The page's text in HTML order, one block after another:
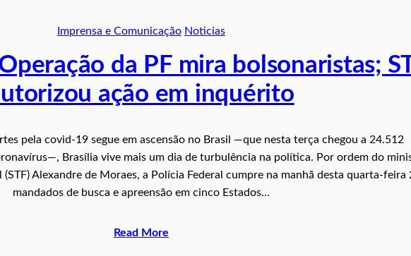
Imprensa e Comunicação Noticias
da PF mira bolsonaristas;
ação em inquérito
pela covid-19 segue em ascensão no Brasil ―que nesta terça chegou a 24.512
Brasília vive mais um dia de turbulência na política. Por ordem do
(STF) Alexandre de Moraes, a Polícia Federal cumpre na manhã desta quarta-feira
mandados de busca e apreensão em cinco Estados…
Read More